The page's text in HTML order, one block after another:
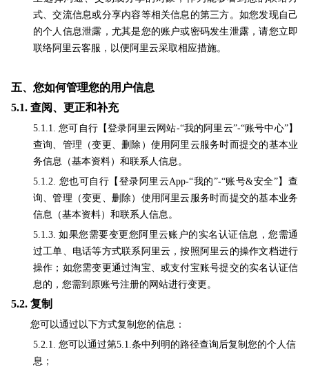
式、交流信息或分享内容等相关信息的第三方。如您发现自己
的个人信息泄露，尤其是您的账户或密码发生泄露，请您立即
联络阿里云客服，以便阿里云采取相应措施。
五、您如何管理您的用户信息
5.1. 查阅、更正和补充
5.1.1. 您可自行【登录阿里云网站-“我的阿里云”-“账号中心”】
查询、管理（变更、删除）使用阿里云服务时而提交的基本业
务信息（基本资料）和联系人信息。
5.1.2. 您也可自行【登录阿里云App-“我的”-“账号&安全”】查
询、管理（变更、删除）使用阿里云服务时而提交的基本业务
信息（基本资料）和联系人信息。
5.1.3. 如果您需要变更您阿里云账户的实名认证信息，您需通
过工单、电话等方式联系阿里云，按照阿里云的操作文档进行
操作；如您需变更通过淘宝、或支付宝账号提交的实名认证信
息的，您需到原账号注册的网站进行变更。
5.2. 复制
您可以通过以下方式复制您的信息：
5.2.1. 您可以通过第5.1.条中列明的路径查询后复制您的个人信
息；